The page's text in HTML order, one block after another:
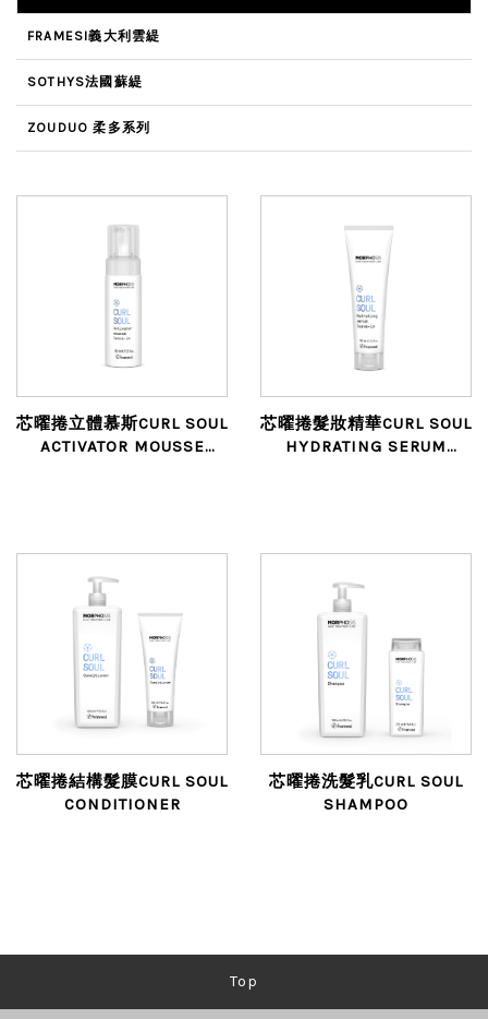
FRAMESI義大利雲緹
SOTHYS法國蘇緹
ZOUDUO 柔多系列
芯曜捲立體慕斯CURL SOUL
ACTIVATOR MOUSSE
芯曜捲髮妝精華CURL SOUL
HYDRATING SERUM
芯曜捲結構髮膜CURL SOUL
CONDITIONER
芯曜捲洗髮乳CURL SOUL
SHAMPOO
Top